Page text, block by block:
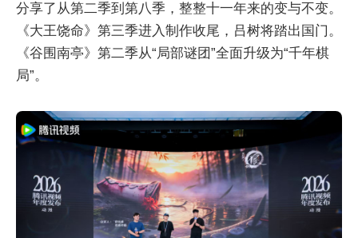
分享了从第二季到第八季，整整十一年来的变与不变。
《大王饶命》第三季进入制作收尾，吕树将踏出国门。
《谷围南亭》第二季从“局部谜团”全面升级为“千年棋
局”。